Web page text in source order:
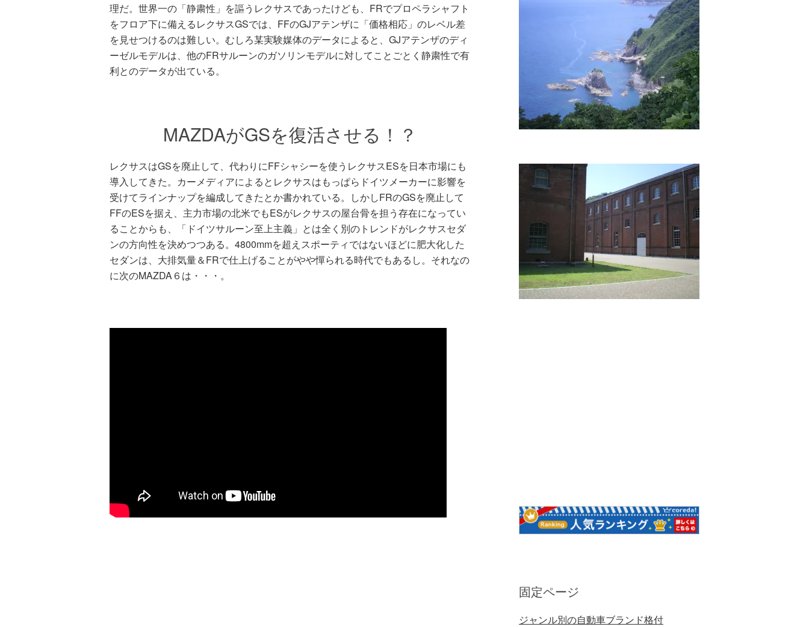
理だ。世界一の「静粛性」を謳うレクサスであったけども、FRでプロペラシャフト
をフロア下に備えるレクサスGSでは、FFのGJアテンザに「価格相応」のレベル差
を見せつけるのは難しい。むしろ某実験媒体のデータによると、GJアテンザのディ
ーゼルモデルは、他のFRサルーンのガソリンモデルに対してことごとく静粛性で有
利とのデータが出ている。
MAZDAがGSを復活させる！？
レクサスはGSを廃止して、代わりにFFシャシーを使うレクサスESを日本市場にも
導入してきた。カーメディアによるとレクサスはもっぱらドイツメーカーに影響を
受けてラインナップを編成してきたとか書かれている。しかしFRのGSを廃止して
FFのESを据え、主力市場の北米でもESがレクサスの屋台骨を担う存在になってい
ることからも、「ドイツサルーン至上主義」とは全く別のトレンドがレクサスセダ
ンの方向性を決めつつある。4800mmを超えスポーティではないほどに肥大化した
セダンは、大排気量＆FRで仕上げることがやや憚られる時代でもあるし。それなの
に次のMAZDA６は・・・。
固定ページ
ジャンル別の自動車ブランド格付